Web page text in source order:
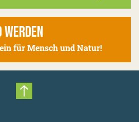
für Mensch und Natur!
Nach oben scrollen